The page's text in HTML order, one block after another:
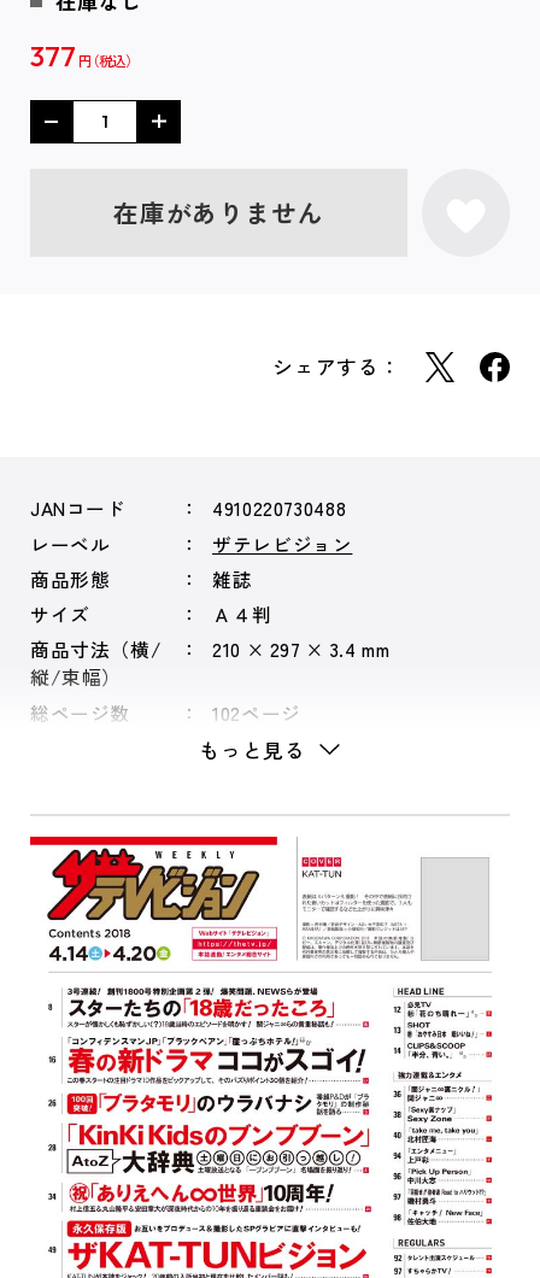
377 円
在庫がありません
シェアする：
JANコード
4910220730488
レーベル
ザテレビジョン
商品形態
雑誌
サイズ
Ａ４判
商品寸法（横/
縦/束幅）
210 × 297 × 3.4 mm
総ページ数 102ページ
もっと見る